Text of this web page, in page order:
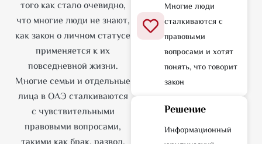
того как стало очевидно,
что многие люди не знают,
как закон о личном статусе
применяется к их
повседневной жизни.
Многие семьи и отдельные
лица в ОАЭ сталкиваются
с чувствительными
правовыми вопросами,
Многие люди
сталкиваются с
правовыми
вопросами и хотят
понять, что говорит
закон
Решение
Информационный